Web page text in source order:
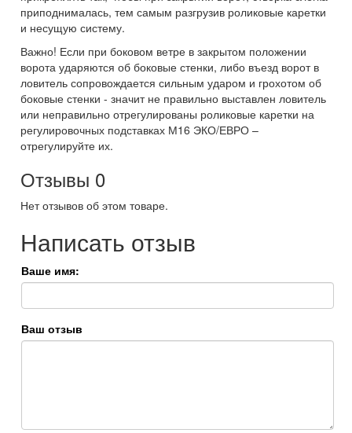
приподнималась, тем самым разгрузив роликовые каретки
и несущую систему.
Важно! Если при боковом ветре в закрытом положении
ворота ударяются об боковые стенки, либо въезд ворот в
ловитель сопровождается сильным ударом и грохотом об
боковые стенки - значит не правильно выставлен ловитель
или неправильно отрегулированы роликовые каретки на
регулировочных подставках М16 ЭКО/ЕВРО –
отрегулируйте их.
Отзывы 0
Нет отзывов об этом товаре.
Написать отзыв
Ваше имя:
Ваш отзыв